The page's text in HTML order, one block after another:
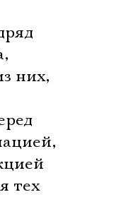
них,
тех